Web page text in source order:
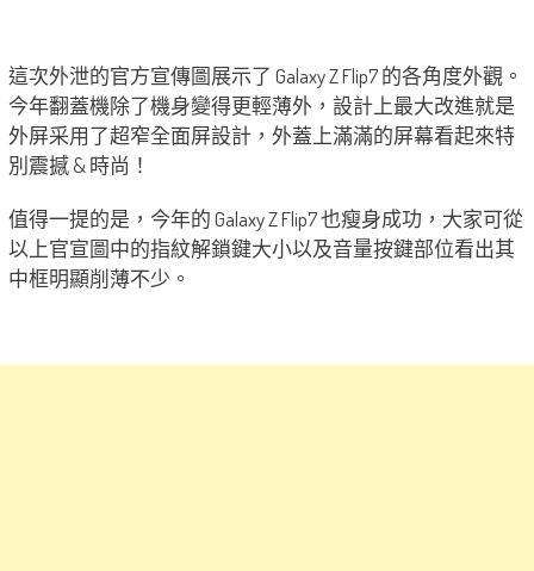
這次外泄的官方宣傳圖展示了 Galaxy Z Flip7 的各角度外觀。
今年翻蓋機除了機身變得更輕薄外，設計上最大改進就是
外屏采用了超窄全面屏設計，外蓋上滿滿的屏幕看起來特
別震撼 & 時尚！
值得一提的是，今年的 Galaxy Z Flip7 也瘦身成功，大家可從
以上官宣圖中的指紋解鎖鍵大小以及音量按鍵部位看出其
中框明顯削薄不少。